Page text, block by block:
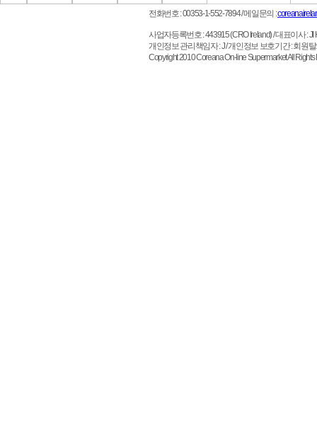
전화번호 : 00353-1-552-7894/ 메일문의 :
사업자등록번호 : 443915 (CRO Ireland)/ 대표이사 : JI
개인정보 관리책임자 : J / 개인정보 보호기간 : 회원
Copyright 2010 Coreana On-line Supermarket All